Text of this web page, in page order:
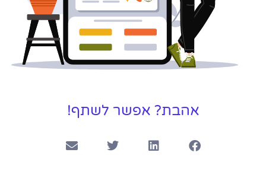
אהבת? אפשר לשתף!